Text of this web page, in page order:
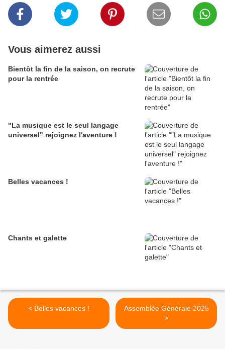
Vous aimerez aussi
Bientôt la fin de la saison, on recrute
pour la rentrée
"La musique est le seul langage
universel" rejoignez l'aventure !
Belles vacances !
Chants et galette
< Belles vacances !
Assemblée Générale 2025
>